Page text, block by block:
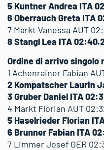
5 Kuntner Andrea ITA
6 Oberrauch Greta ITA
7 Markt Vanessa AUT
8 Stangl Lea ITA
Ordine di arrivo singolo
1 Achenrainer Fabian
2 Kompatscher Laurin
3 Gruber Daniel ITA
4 Markt Florian AUT
5 Haselrieder Florian
6 Brunner Fabian ITA
7 Limmer Josef GER